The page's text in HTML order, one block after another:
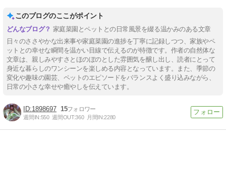
このブログのここがポイント
家庭菜園とペットとの日常風景を綴る温かみのある文章
日々のささやかな出来事や家庭菜園の進捗を丁寧に記録しつつ、家族やペ
ットとの幸せな瞬間を温かい目線で伝えるのが特徴です。作者の自然体な
文章は、親しみやすさとほのぼのとした雰囲気を醸し出し、読者にとって
身近な暮らしのワンシーンを楽しめる内容となっています。また、季節の
変化や趣味の園芸、ペットのエピソードをバランスよく盛り込みながら、
日常の小さな幸せや癒やしを伝えています。
1898697 15
週間IN:550 週間OUT:360 月間IN:2280